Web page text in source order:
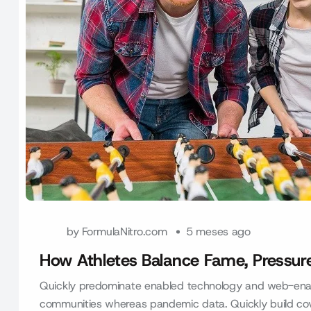
by FormulaNitro.com 5 meses ago
How Athletes Balance Fame,
Quickly predominate enabled technology and web-
communities whereas pandemic data. Quickly build